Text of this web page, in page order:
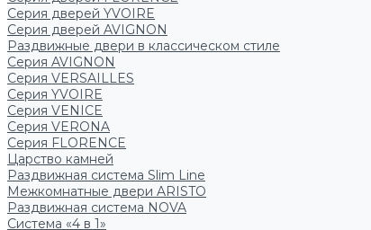
Серия дверей YVOIRE
Серия дверей AVIGNON
Раздвижные двери в классическом стиле
Серия AVIGNON
Серия VERSAILLES
Серия YVOIRE
Серия VENICE
Серия VERONA
Серия FLORENCE
Царство камней
Раздвижная система Slim Line
Межкомнатные двери ARISTO
Раздвижная система NOVA
Система «4 в 1»